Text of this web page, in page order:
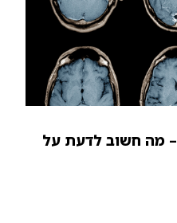
גדוליניום בבדיקות MRI – מה חשוב לדעת על